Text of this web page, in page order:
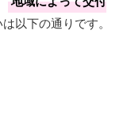
以下の通りです。